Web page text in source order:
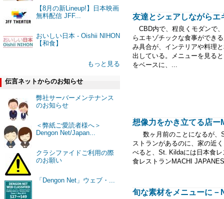
【8月の新Lineup!】日本映画
無料配信 JFF...
おいしい日本 - Oishii NIHON
【和食】
もっと見る
伝言ネットからのお知らせ
弊社サーバーメンテナンス
のお知らせ
＜弊紙ご愛読者様へ＞
Dengon Net/Japan...
クラシファイドご利用の際
のお願い
「Dengon Net」ウェブ・...
友達とシェアしながらエ
CBD内で、程良くモダンで
らエキゾチックな食事ができ
み具合が、インテリアや料理
出している。メニューを見る
をベースに、...
想像力をかき立てる店
数ヶ月前のことになるが、
ストランがあるのに、家の近
べると、St. Kildaには日本食
食レストランMACHI
旬な素材をメニューに